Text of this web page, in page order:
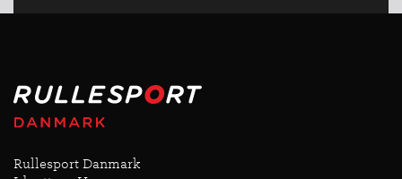
Rullesport Danmark